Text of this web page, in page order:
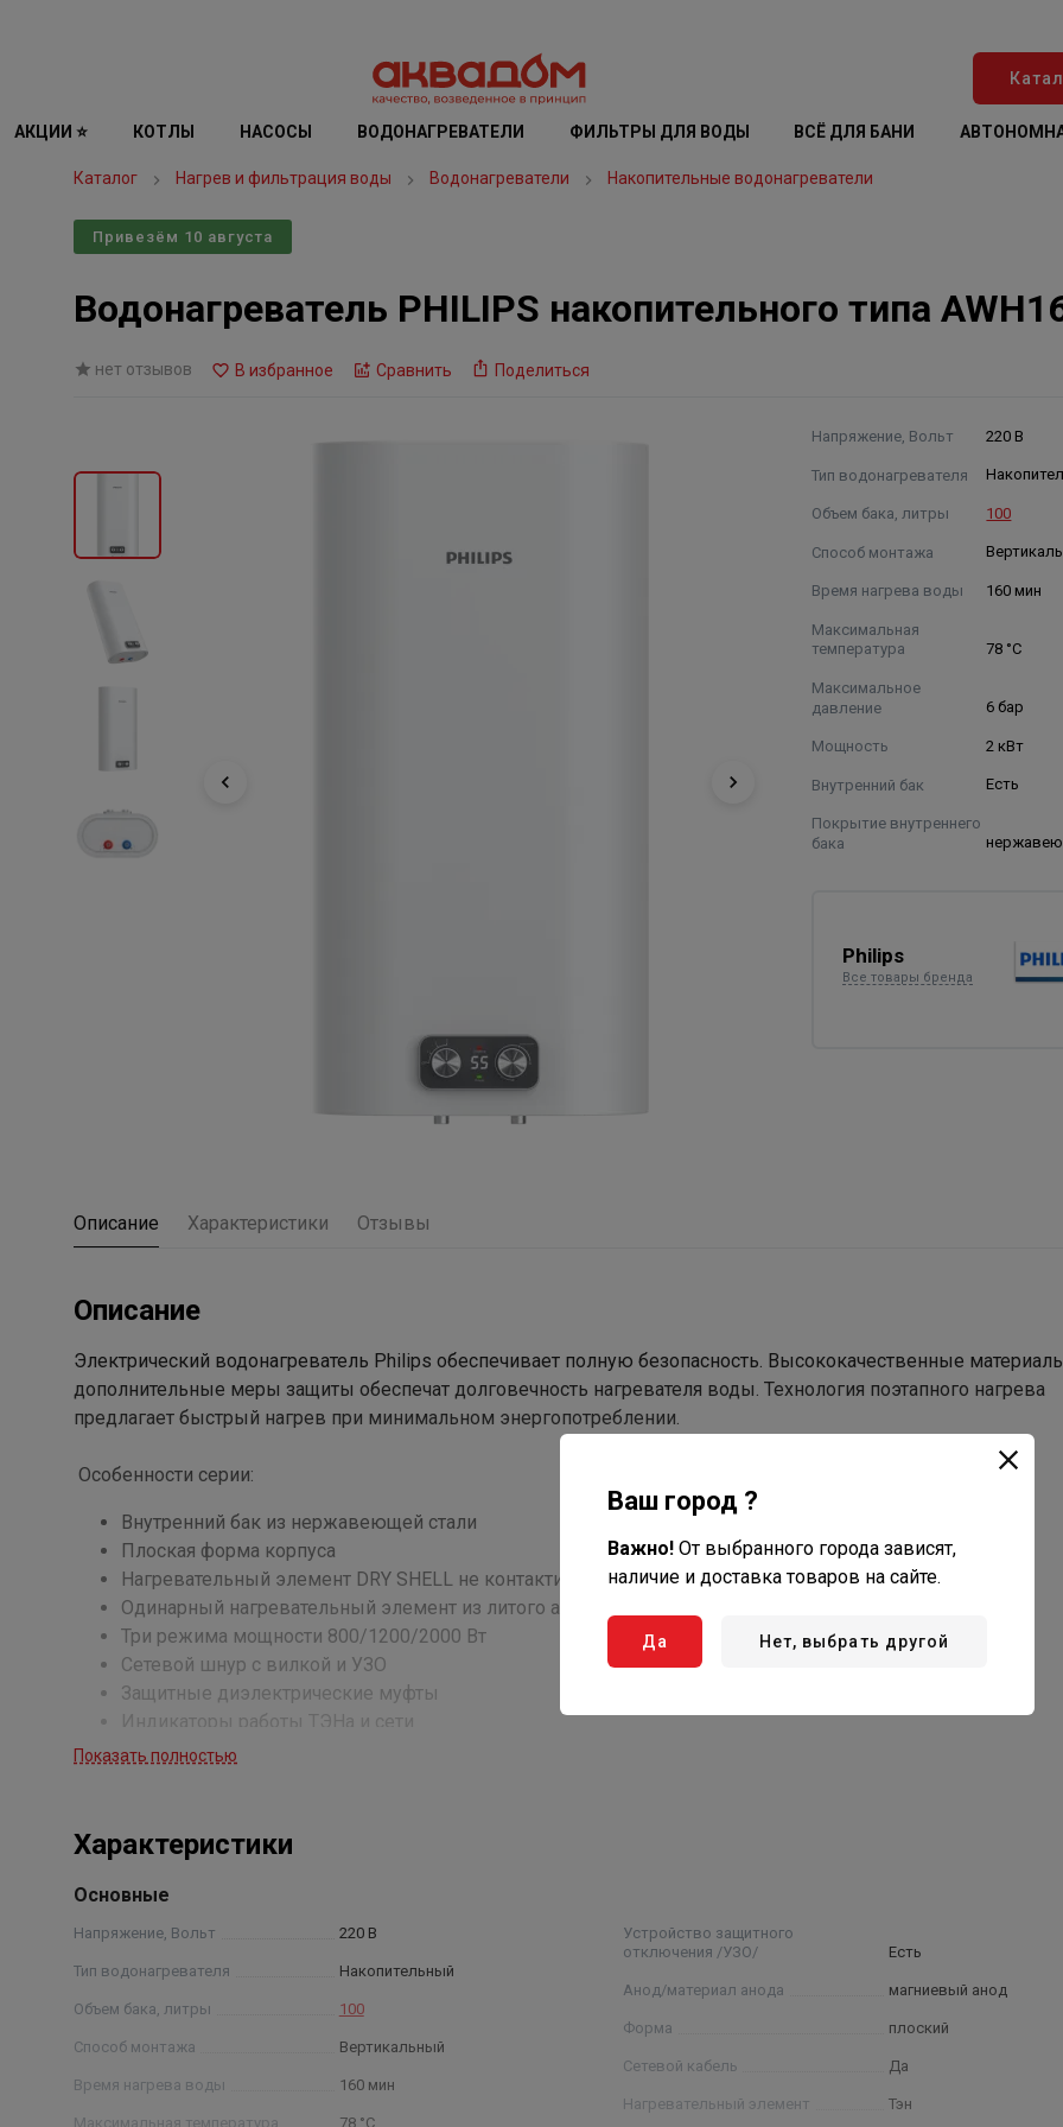
АКЦИИ ⭐ КОТЛЫ НАСОСЫ ВОДОНАГРЕВАТЕЛИ ФИЛЬТРЫ ДЛЯ ВОДЫ ВСЁ ДЛЯ БАНИ
Каталог Нагрев и фильтрация воды Водонагреватели Накопительные водонагреватели
Привезём 10 августа
Водонагреватель PHILIPS накопительного типа
нет отзывов В избранное Сравнить Поделиться
Напряжение, Вольт 220 В
Тип водонагревателя
Объем бака, литры 100
Способ монтажа
Время нагрева воды 160 мин
Максимальная
температура
78 °С
Максимальное
давление
6 бар
Мощность 2 кВт
Внутренний бак Есть
Покрытие внутреннего
бака
Philips
Все товары бренда
Описание Характеристики Отзывы
Описание
Электрический водонагреватель Philips обеспечивает полную безопасность. Высококачественные
дополнительные меры защиты обеспечат долговечность нагревателя воды. Технология поэтапного нагрева
предлагает быстрый нагрев при минимальном энергопотреблении.
Особенности серии:
Внутренний бак из нержавеющей стали
Плоская форма корпуса
Нагревательный элемент DRY SHELL не контактирует с водой
Одинарный нагревательный элемент из литого алюминия
Три режима мощности 800/1200/2000 Вт
Сетевой шнур с вилкой и УЗО
Защитные диэлектрические муфты
Индикаторы работы ТЭНа и сети
Внешний механический регулятор нагрева
Цифровой термометр
Показать полностью
Характеристики
Основные
Напряжение, Вольт 220 В
Тип водонагревателя Накопительный
Объем бака, литры 100
Способ монтажа Вертикальный
Время нагрева воды 160 мин
Максимальная температура 78 °С
Устройство защитного
отключения /УЗО/
Есть
Анод/материал анода магниевый анод
Форма плоский
Сетевой кабель Да
Нагревательный элемент Тэн
Ваш город ?
Важно! От выбранного города зависят,
наличие и доставка товаров на сайте.
Да Нет, выбрать другой